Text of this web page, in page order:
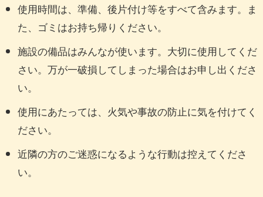
使用時間は、準備、後片付け等をすべて含みます。ま
た、ゴミはお持ち帰りください。
施設の備品はみんなが使います。大切に使用してくだ
さい。万が一破損してしまった場合はお申し出くださ
い。
使用にあたっては、火気や事故の防止に気を付けてく
ださい。
近隣の方のご迷惑になるような行動は控えてくださ
い。